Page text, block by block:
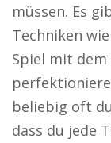
müssen. Es
Techniken
Spiel mit
beliebig oft
dass du jede